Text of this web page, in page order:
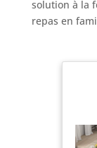
solution à la
repas en